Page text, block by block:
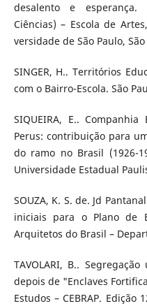
desalento e
Ciências) – Escola de
versidade de São Paulo,
SINGER, H.. Territórios
com o Bairro-Escola. São
SIQUEIRA, E..
Perus: contribuição para
do ramo no Brasil (1926-
Universidade Estadual
SOUZA, K. S. de. Jd
iniciais para o Plano de
Arquitetos do Brasil –
TAVOLARI, B..
depois de "Enclaves
Estudos – CEBRAP.